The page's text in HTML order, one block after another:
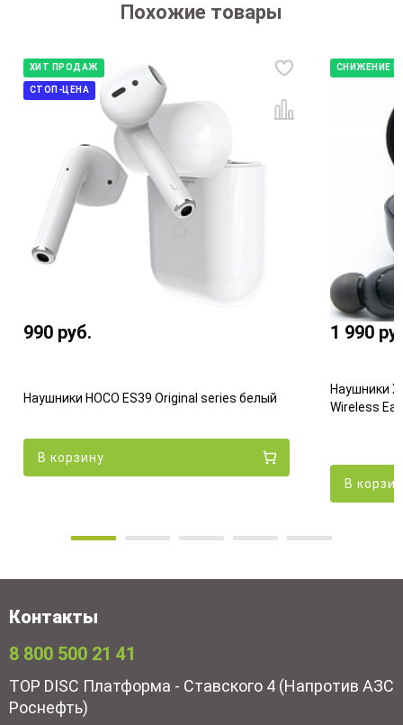
Похожие товары
ХИТ ПРОДАЖ
СТОП-ЦЕНА
990 руб.
Наушники HOCO ES39 Original series белый
В корзину
СНИЖЕНИЕ
1 990
Наушники
Wireless
В
Контакты
8 800 500 21 41
TOP DISC Платформа - Ставского 4 (Напротив АЗС
Роснефть)